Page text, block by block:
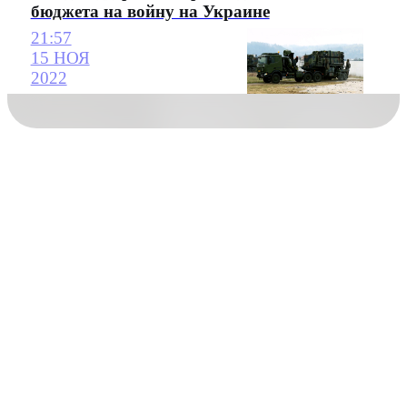
бюджета на войну на Украине
21:57
15 НОЯ
2022